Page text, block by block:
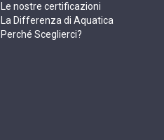
Le nostre certificazioni
La Differenza di Aquatica
Perché Sceglierci?